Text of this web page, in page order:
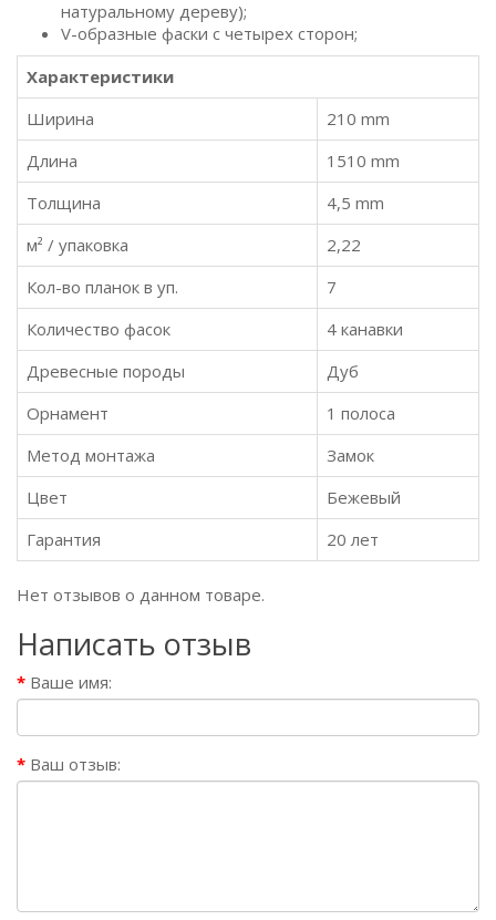
натуральному дереву);
V-образные фаски с четырех сторон;
Характеристики
Ширина
210 mm
Длина
1510 mm
Толщина
4,5 mm
м² / упаковка
2,22
Кол-во планок в уп.
7
Количество фасок
4 канавки
Древесные породы
Дуб
Орнамент
1 полоса
Метод монтажа
Замок
Цвет
Бежевый
Гарантия
20 лет
Нет отзывов о данном товаре.
Написать отзыв
Ваше имя:
Ваш отзыв: